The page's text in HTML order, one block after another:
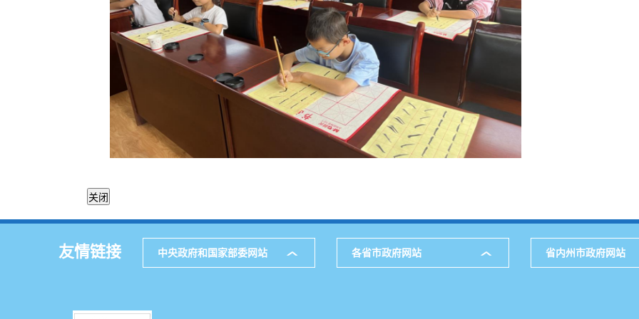
友情链接 中央政府和国家部委网站 各省市政府网站 省内州市政府网站